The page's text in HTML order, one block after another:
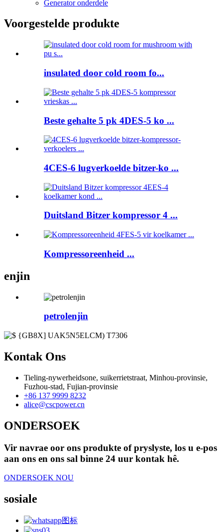
Generator onderdele
Voorgestelde produkte
insulated door cold room fo...
Beste gehalte 5 pk 4DES-5 ko ...
4CES-6 lugverkoelde bitzer-ko ...
Duitsland Bitzer kompressor 4 ...
Kompressoreenheid ...
enjin
petrolenjin
Kontak Ons
Tieling-nywerheidsone, suikerrietstraat, Minhou-provinsie,
Fuzhou-stad, Fujian-provinsie
+86 137 9999 8232
alice@cscpower.cn
ONDERSOEK
Vir navrae oor ons produkte of pryslyste, los u e-pos
aan ons en ons sal binne 24 uur kontak hê.
ONDERSOEK NOU
sosiale